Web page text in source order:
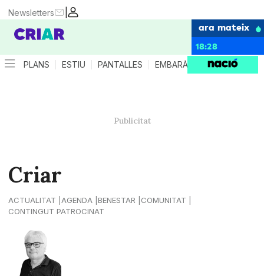
|
Newsletters
ara mateix
18:28
PLANS ESTIU PANTALLES EMBARÀS CRIANÇA
Criar
ACTUALITAT AGENDA BENESTAR
COMUNITAT
CONTINGUT PATROCINAT